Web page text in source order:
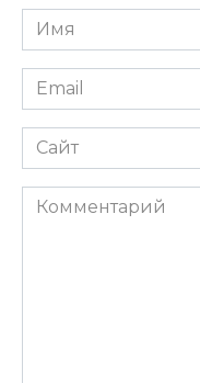
Имя
Email
Сайт
Комментарий